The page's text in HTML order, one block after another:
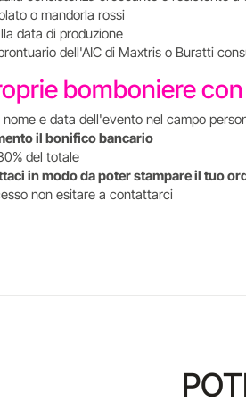
o mandorla rossi
data di produzione
dell'AIC di Maxtris o Buratti
bomboniere
nome e data dell'evento nel campo
il bonifico bancario
del totale
in modo da poter stampare il tuo
non esitare a contattarci